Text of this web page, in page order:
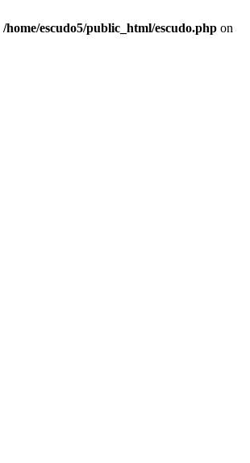
/home/escudo5/public_html/escudo.php on